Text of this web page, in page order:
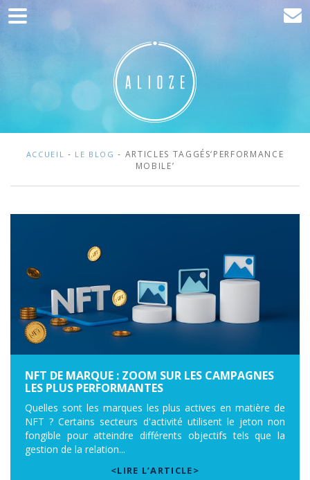
Accueil
Développement web
Acquisition de trafic
Clients
Blog
Contact
ACCUEIL - LE BLOG - ARTICLES TAGGÉS‘PERFORMANCE
MOBILE’
NFT DE MARQUE : ZOOM SUR LES CAMPAGNES
LES PLUS PERFORMANTES
Quelles sont les marques les plus actives en matière de
NFT ? Certains secteurs d'activité utilisent le jeton non
fongible pour atteindre différents objectifs tels que la
gestion de la relation...
<LIRE L’ARTICLE>